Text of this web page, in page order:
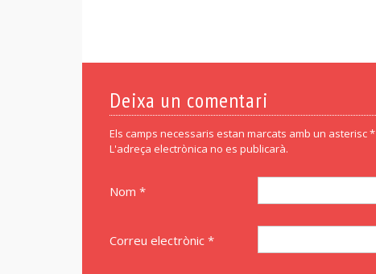
Deixa un comentari
Els camps necessaris estan marcats amb un asterisc *
L'adreça electrònica no es publicarà.
Nom *
Correu electrònic *